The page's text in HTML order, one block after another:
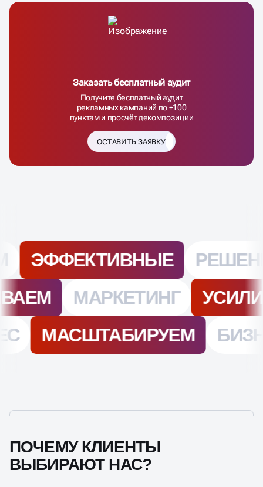
Заказать бесплатный аудит
Получите бесплатный аудит
рекламных кампаний по +100
пунктам и просчёт декомпозиции
ОСТАВИТЬ ЗАЯВКУ
ПОЧЕМУ КЛИЕНТЫ
ВЫБИРАЮТ НАС?